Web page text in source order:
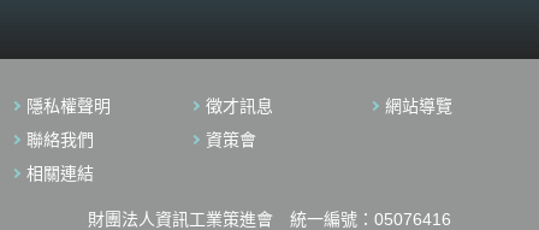
隱私權聲明 徵才訊息
網站導覽
聯絡我們
資策會
相關連結
財團法人資訊工業策進會 統一編號：05076416